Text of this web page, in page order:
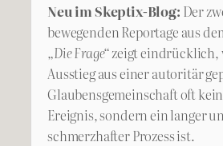
Neu im Skeptix-Blog: Der
bewegenden Reportage aus
„Die Frage“zeigt eindrücklich,
Ausstieg aus einer autoritär
Glaubensgemeinschaft oft
Ereignis, sondern ein langer
schmerzhafter Prozess ist.